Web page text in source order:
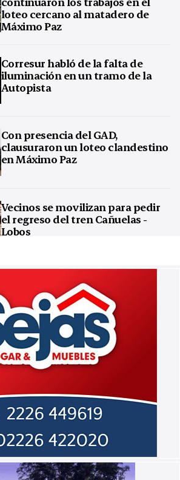
loteo cercano al matadero de
Máximo Paz
Corresur habló de la falta de
iluminación en un tramo de la
Autopista
Con presencia del GAD,
clausuraron un loteo clandestino
en Máximo Paz
Vecinos se movilizan para pedir
el regreso del tren Cañuelas -
Lobos